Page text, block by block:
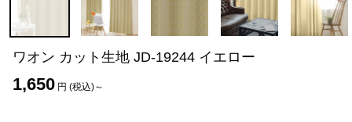
ワオン カット生地 JD-19244 イエロー
1,650 円 (税込)～